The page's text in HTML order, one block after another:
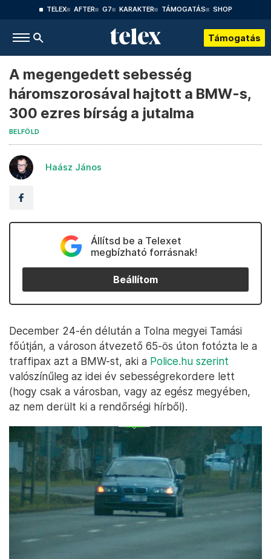
TELEX AFTER G7 KARAKTER TÁMOGATÁS SHOP
Támogatás
A megengedett sebesség
háromszorosával hajtott a BMW-s,
300 ezres bírság a jutalma
BELFÖLD
Haász János
Állítsd be a Telexet
megbízható forrásnak!
Beállítom
December 24-én délután a Tolna megyei Tamási
főútján, a városon átvezető 65-ös úton fotózta le a
traffipax azt a BMW-st, aki a Police.hu szerint
valószínűleg az idei év sebességrekordere lett
(hogy csak a városban, vagy az egész megyében,
az nem derült ki a rendőrségi hírből).